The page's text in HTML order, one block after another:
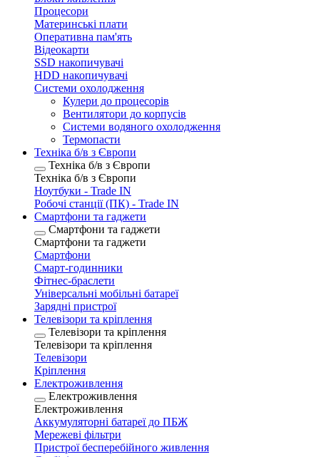
Процесори
Материнські плати
Оперативна пам'ять
Відеокарти
SSD накопичувачі
HDD накопичувачі
Системи охолодження
Кулери до процесорів
Вентилятори до корпусів
Системи водяного охолодження
Термопасти
Техніка б/в з Європи
Техніка б/в з Європи
Техніка б/в з Європи
Ноутбуки - Trade IN
Робочі станції (ПК) - Trade IN
Смартфони та гаджети
Смартфони та гаджети
Смартфони та гаджети
Смартфони
Смарт-годинники
Фітнес-браслети
Універсальні мобільні батареї
Зарядні пристрої
Телевізори та кріплення
Телевізори та кріплення
Телевізори та кріплення
Телевізори
Кріплення
Електроживлення
Електроживлення
Електроживлення
Аккумуляторні батареї до ПБЖ
Мережеві фільтри
Пристрої бесперебійного живлення